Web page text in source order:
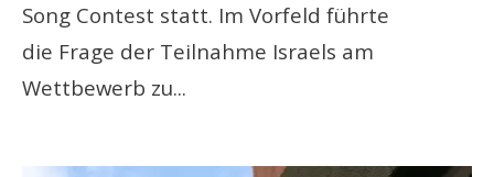
Song Contest statt. Im Vorfeld führte
die Frage der Teilnahme Israels am
Wettbewerb zu...